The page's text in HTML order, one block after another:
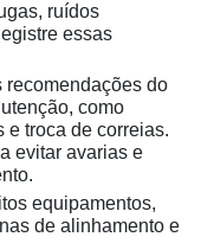
ruídos
essas
recomendações do
como
e troca de correias.
evitar avarias e
equipamentos,
de alinhamento e